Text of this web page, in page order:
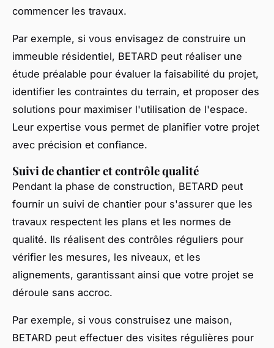
commencer les travaux.
Par exemple, si vous envisagez de construire un
immeuble résidentiel, BETARD peut réaliser une
étude préalable pour évaluer la faisabilité du projet,
identifier les contraintes du terrain, et proposer des
solutions pour maximiser l'utilisation de l'espace.
Leur expertise vous permet de planifier votre projet
avec précision et confiance.
Suivi de chantier et contrôle qualité
Pendant la phase de construction, BETARD peut
fournir un suivi de chantier pour s'assurer que les
travaux respectent les plans et les normes de
qualité. Ils réalisent des contrôles réguliers pour
vérifier les mesures, les niveaux, et les
alignements, garantissant ainsi que votre projet se
déroule sans accroc.
Par exemple, si vous construisez une maison,
BETARD peut effectuer des visites régulières pour